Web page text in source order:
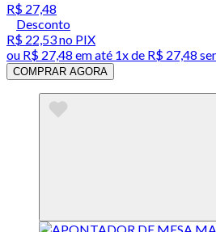
R$ 27,48
Desconto
R$ 22,53no PIX
ou R$ 27,48 em até 1x de R$ 27,48
COMPRAR AGORA